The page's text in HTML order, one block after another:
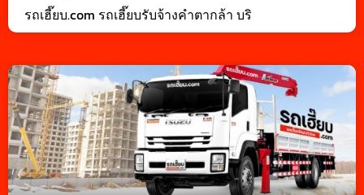
รถเฮี๊ยบ.com รถเฮี๊ยบรับจ้างคำตากล้า บริ